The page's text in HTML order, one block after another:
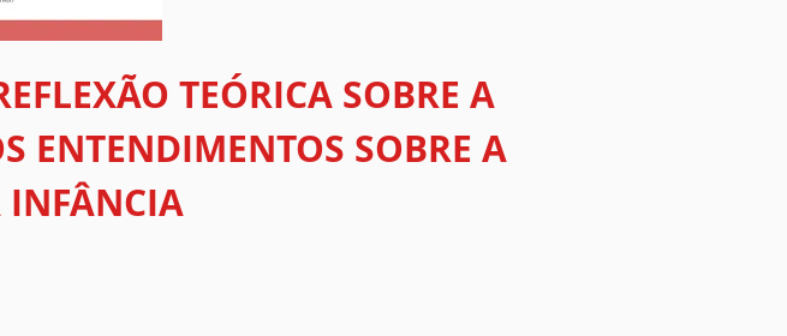
TEÓRICA SOBRE A
ENTENDIMENTOS SOBRE A
INFÂNCIA